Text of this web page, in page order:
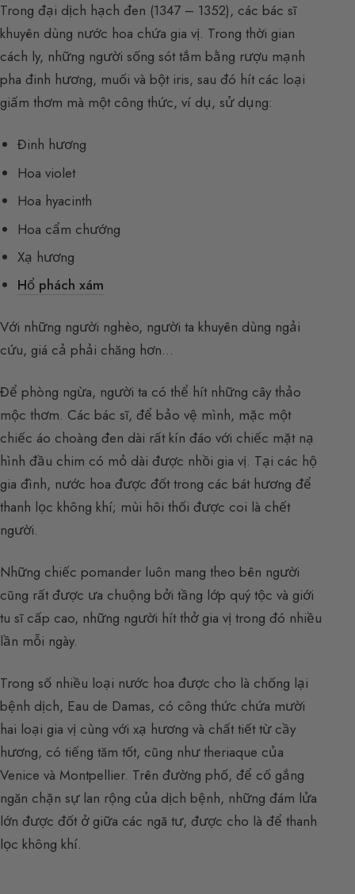
Trong đại dịch hạch đen (1347 – 1352), các bác sĩ
khuyên dùng nước hoa chứa gia vị. Trong thời gian
cách ly, những người sống sót tắm bằng rượu mạnh
pha đinh hương, muối và bột iris, sau đó hít các loại
giấm thơm mà một công thức, ví dụ, sử dụng:
Đinh hương
Hoa violet
Hoa hyacinth
Hoa cẩm chướng
Xạ hương
Hổ phách xám
Với những người nghèo, người ta khuyên dùng ngải
cứu, giá cả phải chăng hơn…
Để phòng ngừa, người ta có thể hít những cây thảo
mộc thơm. Các bác sĩ, để bảo vệ mình, mặc một
chiếc áo choàng đen dài rất kín đáo với chiếc mặt nạ
hình đầu chim có mỏ dài được nhồi gia vị. Tại các hộ
gia đình, nước hoa được đốt trong các bát hương để
thanh lọc không khí; mùi hôi thối được coi là chết
người.
Những chiếc pomander luôn mang theo bên người
cũng rất được ưa chuộng bởi tầng lớp quý tộc và giới
tu sĩ cấp cao, những người hít thở gia vị trong đó nhiều
lần mỗi ngày.
Trong số nhiều loại nước hoa được cho là chống lại
bệnh dịch, Eau de Damas, có công thức chứa mười
hai loại gia vị cùng với xạ hương và chất tiết từ cầy
hương, có tiếng tăm tốt, cũng như theriaque của
Venice và Montpellier. Trên đường phố, để cố gắng
ngăn chặn sự lan rộng của dịch bệnh, những đám lửa
lớn được đốt ở giữa các ngã tư, được cho là để thanh
lọc không khí.